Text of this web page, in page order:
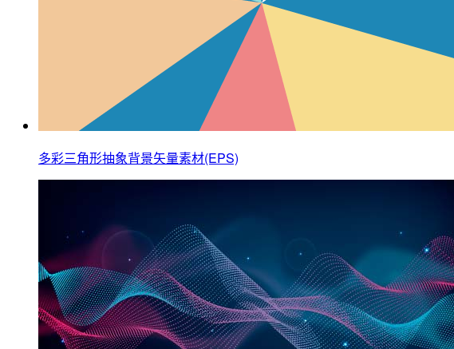
多彩三角形抽象背景矢量素材(EPS)